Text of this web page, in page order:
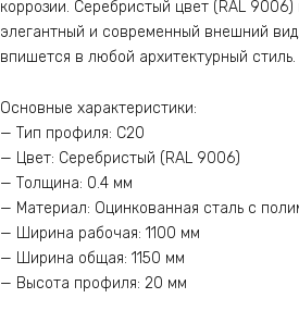
коррозии. Серебристый цвет (RAL 9006)
элегантный и современный внешний
впишется в любой архитектурный стиль.
Основные характеристики:
— Тип профиля: С20
— Цвет: Серебристый (RAL 9006)
— Толщина: 0.4 мм
— Материал: Оцинкованная сталь с
— Ширина рабочая: 1100 мм
— Ширина общая: 1150 мм
— Высота профиля: 20 мм